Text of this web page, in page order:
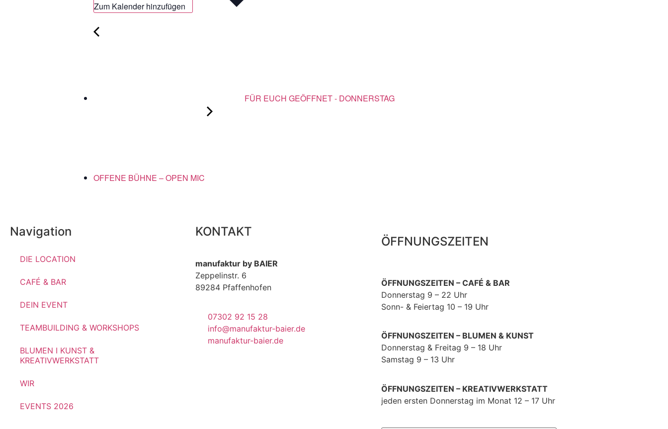
Zum Kalender hinzufügen
FÜR EUCH GEÖFFNET - DONNERSTAG
OFFENE BÜHNE – OPEN MIC
Navigation
DIE LOCATION
CAFÉ & BAR
DEIN EVENT
TEAMBUILDING & WORKSHOPS
BLUMEN I KUNST &
KREATIVWERKSTATT
WIR
EVENTS 2026
KONTAKT
manufaktur by BAIER
Zeppelinstr. 6
89284 Pfaffenhofen
07302 92 15 28
info@manufaktur-baier.de
manufaktur-baier.de
ÖFFNUNGSZEITEN
ÖFFNUNGSZEITEN – CAFÉ & BAR
Donnerstag 9 – 22 Uhr
Sonn- & Feiertag 10 – 19 Uhr
ÖFFNUNGSZEITEN – BLUMEN & KUNST
Donnerstag & Freitag 9 – 18 Uhr
Samstag 9 – 13 Uhr
ÖFFNUNGSZEITEN – KREATIVWERKSTATT
jeden ersten Donnerstag im Monat 12 – 17 Uhr